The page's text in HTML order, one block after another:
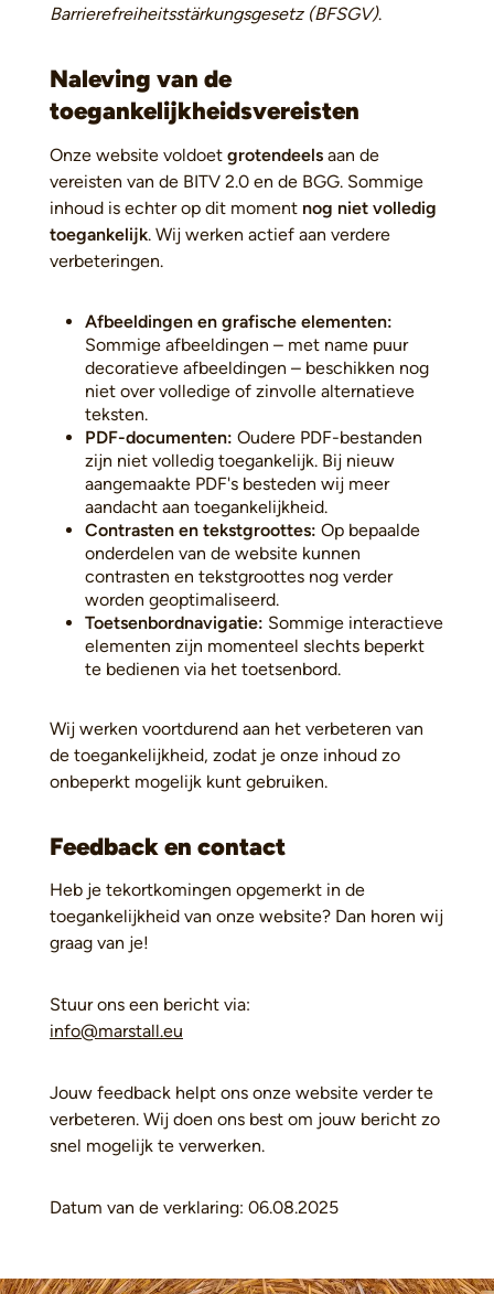
Barrierefreiheitsstärkungsgesetz (BFSGV).
Naleving van de
toegankelijkheidsvereisten
Onze website voldoet grotendeels aan de
vereisten van de BITV 2.0 en de BGG. Sommige
inhoud is echter op dit moment nog niet volledig
toegankelijk. Wij werken actief aan verdere
verbeteringen.
Afbeeldingen en grafische elementen:
Sommige afbeeldingen – met name puur
decoratieve afbeeldingen – beschikken nog
niet over volledige of zinvolle alternatieve
teksten.
PDF-documenten: Oudere PDF-bestanden
zijn niet volledig toegankelijk. Bij nieuw
aangemaakte PDF's besteden wij meer
aandacht aan toegankelijkheid.
Contrasten en tekstgroottes: Op bepaalde
onderdelen van de website kunnen
contrasten en tekstgroottes nog verder
worden geoptimaliseerd.
Toetsenbordnavigatie: Sommige interactieve
elementen zijn momenteel slechts beperkt
te bedienen via het toetsenbord.
Wij werken voortdurend aan het verbeteren van
de toegankelijkheid, zodat je onze inhoud zo
onbeperkt mogelijk kunt gebruiken.
Feedback en contact
Heb je tekortkomingen opgemerkt in de
toegankelijkheid van onze website? Dan horen wij
graag van je!
Stuur ons een bericht via:
info@marstall.eu
Jouw feedback helpt ons onze website verder te
verbeteren. Wij doen ons best om jouw bericht zo
snel mogelijk te verwerken.
Datum van de verklaring: 06.08.2025